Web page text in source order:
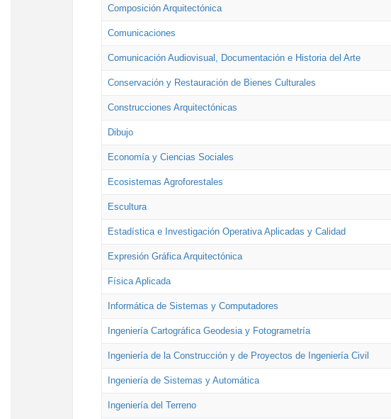
Composición Arquitectónica
Comunicaciones
Comunicación Audiovisual, Documentación e Historia del Arte
Conservación y Restauración de Bienes Culturales
Construcciones Arquitectónicas
Dibujo
Economía y Ciencias Sociales
Ecosistemas Agroforestales
Escultura
Estadística e Investigación Operativa Aplicadas y Calidad
Expresión Gráfica Arquitectónica
Física Aplicada
Informática de Sistemas y Computadores
Ingeniería Cartográfica Geodesia y Fotogrametría
Ingeniería de la Construcción y de Proyectos de Ingeniería Civil
Ingeniería de Sistemas y Automática
Ingeniería del Terreno